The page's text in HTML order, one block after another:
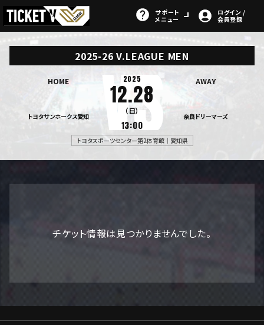
サポート
メニュー
ログイン /
会員登録
2025-26 V.LEAGUE MEN
HOME
トヨタサンホークス愛知
2025
12.28
（日）
13:00
AWAY
奈良ドリーマーズ
トヨタスポーツセンター第2体育館｜愛知県
チケット情報は見つかりませんでした。